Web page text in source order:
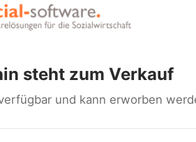
steht zum Verkauf
und kann erworben